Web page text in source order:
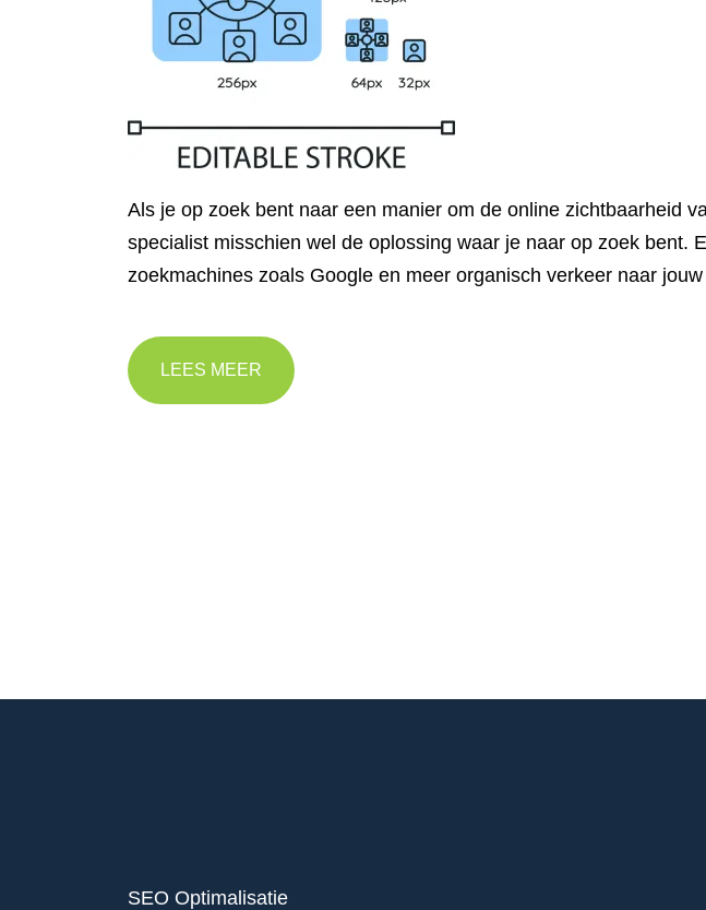
Als je op zoek bent naar een manier om de online zichtbaarheid
specialist misschien wel de oplossing waar je naar op zoek bent.
zoekmachines zoals Google en meer organisch verkeer naar jouw
LEES MEER
SEO Optimalisatie